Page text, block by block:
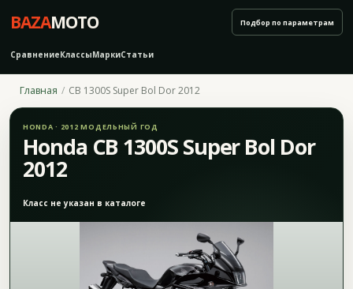
BAZAMOTO
СравнениеКлассыМаркиСтатьи
Подбор по параметрам
Главная CB 1300S Super Bol Dor 2012
HONDA · 2012 МОДЕЛЬНЫЙ ГОД
Honda CB 1300S Super Bol Dor
2012
Класс не указан в каталоге